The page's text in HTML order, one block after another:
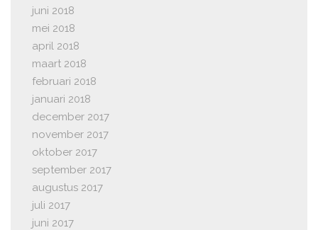
juni 2018
mei 2018
april 2018
maart 2018
februari 2018
januari 2018
december 2017
november 2017
oktober 2017
september 2017
augustus 2017
juli 2017
juni 2017